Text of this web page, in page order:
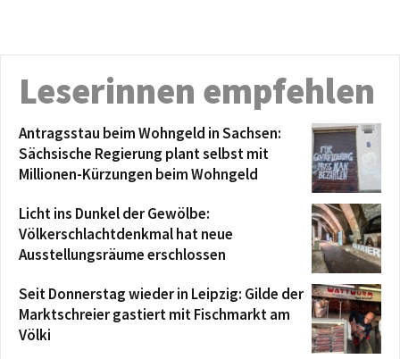
Leserinnen empfehlen
Antragsstau beim Wohngeld in Sachsen:
Sächsische Regierung plant selbst mit
Millionen-Kürzungen beim Wohngeld
Licht ins Dunkel der Gewölbe:
Völkerschlachtdenkmal hat neue
Ausstellungsräume erschlossen
Seit Donnerstag wieder in Leipzig: Gilde der
Marktschreier gastiert mit Fischmarkt am
Völki